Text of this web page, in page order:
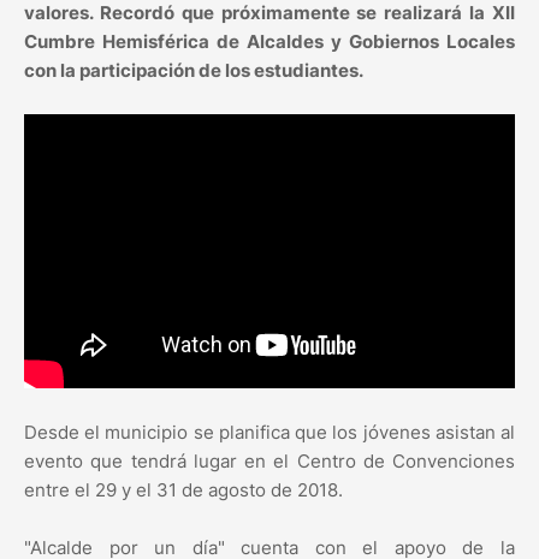
valores. Recordó que próximamente se realizará la XII
Cumbre Hemisférica de Alcaldes y Gobiernos Locales
con la participación de los estudiantes.
Desde el municipio se planifica que los jóvenes asistan al
evento que tendrá lugar en el Centro de Convenciones
entre el 29 y el 31 de agosto de 2018.
"Alcalde por un día" cuenta con el apoyo de la